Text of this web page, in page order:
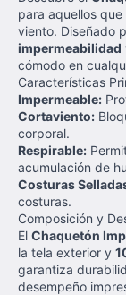
para aquellos
viento. Diseñado
impermeabilidad
cómodo en
Características
Impermeable:
Cortaviento:
corporal.
Respirable:
acumulación de
Costuras
costuras.
Composición y
El Chaquetón
la tela exterior y
garantiza
desempeño